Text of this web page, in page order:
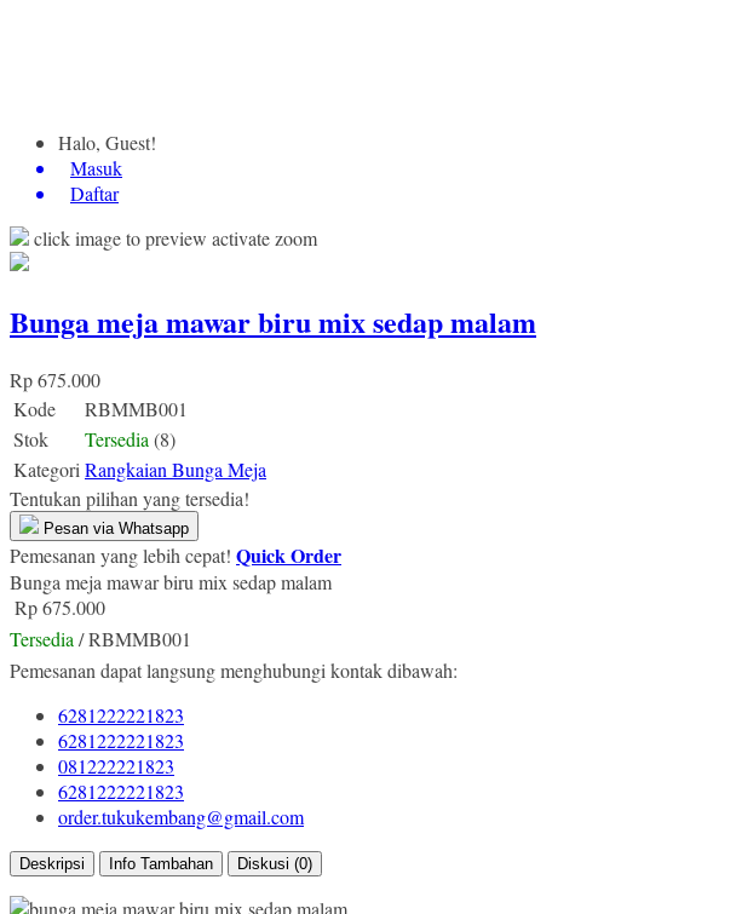
Halo, Guest!
Masuk
Daftar
click image to preview activate zoom
Bunga meja mawar biru mix sedap malam
Rp 675.000
Kode
RBMMB001
Stok
Tersedia (8)
Kategori Rangkaian Bunga Meja
Tentukan pilihan yang tersedia!
Pesan via Whatsapp
Pemesanan yang lebih cepat! Quick Order
Bunga meja mawar biru mix sedap malam
Rp 675.000
Tersedia / RBMMB001
Pemesanan dapat langsung menghubungi kontak dibawah:
6281222221823
6281222221823
081222221823
6281222221823
order.tukukembang@gmail.com
Deskripsi Info Tambahan Diskusi (0)